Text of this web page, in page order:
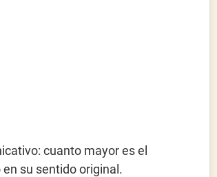
cuanto mayor es el
su sentido original.